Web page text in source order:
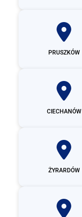
PRUSZKÓW
CIECHANÓW
ŻYRARDÓW